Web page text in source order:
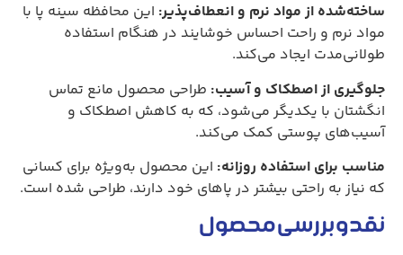
ساخته‌شده از مواد نرم و انعطاف‌پذیر: این محافظه سینه پا با
مواد نرم و راحت احساس خوشایند در هنگام استفاده
طولانی‌مدت ایجاد می‌کند.
جلوگیری از اصطکاک و آسیب: طراحی محصول مانع تماس
انگشتان با یکدیگر می‌شود، که به کاهش اصطکاک و
آسیب‌های پوستی کمک می‌کند.
مناسب برای استفاده روزانه: این محصول به‌ویژه برای کسانی
که نیاز به راحتی بیشتر در پاهای خود دارند، طراحی شده است.
نقد و بررسی محصول